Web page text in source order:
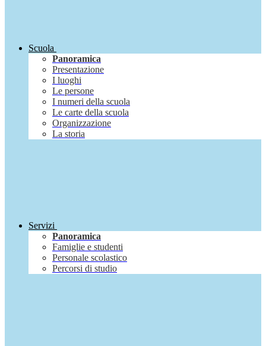
Scuola
Panoramica
Presentazione
I luoghi
Le persone
I numeri della scuola
Le carte della scuola
Organizzazione
La storia
Servizi
Panoramica
Famiglie e studenti
Personale scolastico
Percorsi di studio